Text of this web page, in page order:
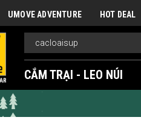
UMOVE ADVENTURE HOT DEAL
CẮM TRẠI - LEO NÚI